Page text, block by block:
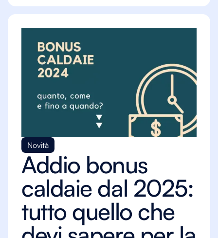
Novità
Addio bonus
caldaie dal 2025:
tutto quello che